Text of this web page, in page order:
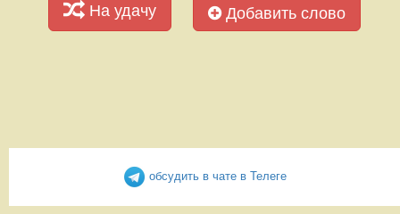
На удачу Добавить слово
обсудить в чате в Телеге